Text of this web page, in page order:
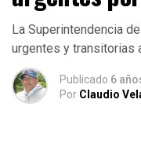
La Superintendencia
urgentes y transitorias
Publicado 6
Por Claudio